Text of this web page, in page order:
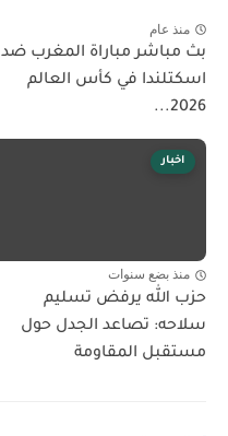
منذ عام
بث مباشر مباراة المغرب ضد
اسكتلندا في كأس العالم
2026...
اخبار
منذ بضع سنوات
حزب الله يرفض تسليم
سلاحه: تصاعد الجدل حول
مستقبل المقاومة